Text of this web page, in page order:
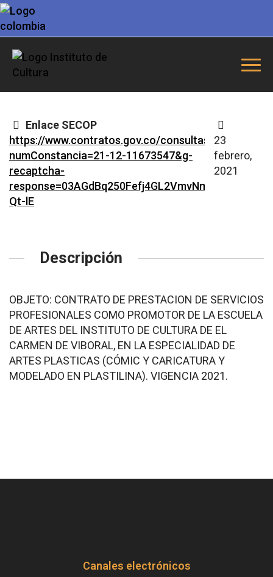
Enlace SECOP
https://www.contratos.gov.co/consultas/
numConstancia=21-12-11673547&g-
recaptcha-
Qt-lE
23
febrero,
2021
Descripción
OBJETO: CONTRATO DE PRESTACION DE SERVICIOS
PROFESIONALES COMO PROMOTOR DE LA ESCUELA
DE ARTES DEL INSTITUTO DE CULTURA DE EL
CARMEN DE VIBORAL, EN LA ESPECIALIDAD DE
ARTES PLASTICAS (CÓMIC Y CARICATURA Y
MODELADO EN PLASTILINA). VIGENCIA 2021.
Canales electrónicos